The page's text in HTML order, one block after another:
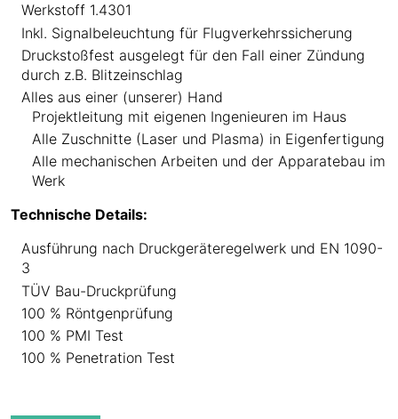
Werkstoff 1.4301
Inkl. Signalbeleuchtung für Flugverkehrssicherung
Druckstoßfest ausgelegt für den Fall einer Zündung
durch z.B. Blitzeinschlag
Alles aus einer (unserer) Hand
Projektleitung mit eigenen Ingenieuren im Haus
Alle Zuschnitte (Laser und Plasma) in Eigenfertigung
Alle mechanischen Arbeiten und der Apparatebau im
Werk
Technische Details:
Ausführung nach Druckgeräteregelwerk und EN 1090-
3
TÜV Bau-Druckprüfung
100 % Röntgenprüfung
100 % PMI Test
100 % Penetration Test